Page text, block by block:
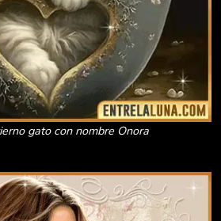
gato con nombre Onora